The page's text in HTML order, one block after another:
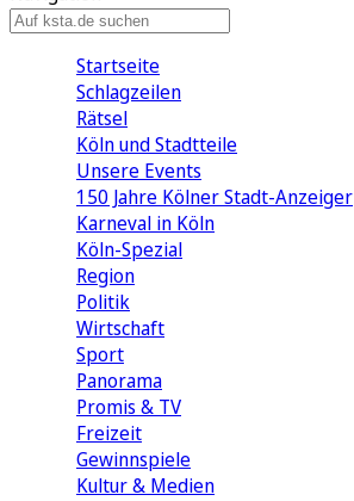
Startseite
Schlagzeilen
Rätsel
Köln und Stadtteile
Unsere Events
150 Jahre Kölner Stadt-Anzeiger
Karneval in Köln
Köln-Spezial
Region
Politik
Wirtschaft
Sport
Panorama
Promis & TV
Freizeit
Gewinnspiele
Kultur & Medien